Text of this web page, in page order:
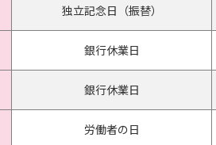
独立記念日（振替）
銀行休業日
銀行休業日
労働者の日